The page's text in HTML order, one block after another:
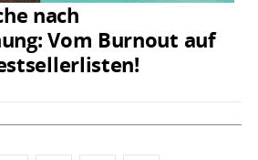
nach
Vom Burnout auf